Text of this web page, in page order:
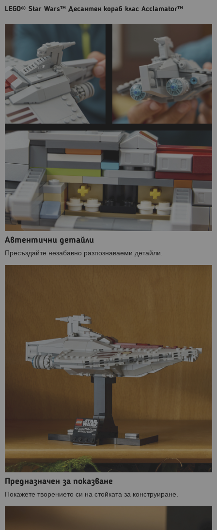
LEGO® Star Wars™ Десантен кораб клас Acclamator™
Автентични детайли
Пресъздайте незабавно разпознаваеми детайли.
Предназначен за показване
Покажете творението си на стойката за конструиране.